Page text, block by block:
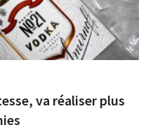
va réaliser plus